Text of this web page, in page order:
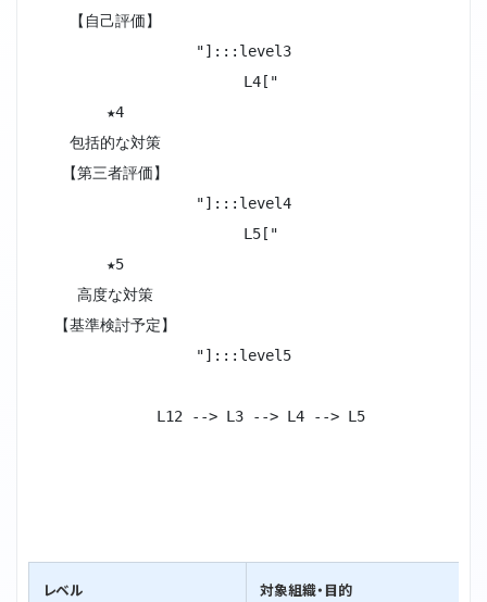
【自己評価】
"]:::level3
    L4["
★4
包括的な対策
【第三者評価】
"]:::level4
    L5["
★5
高度な対策
【基準検討予定】
"]:::level5
レベル 対象組織・目的